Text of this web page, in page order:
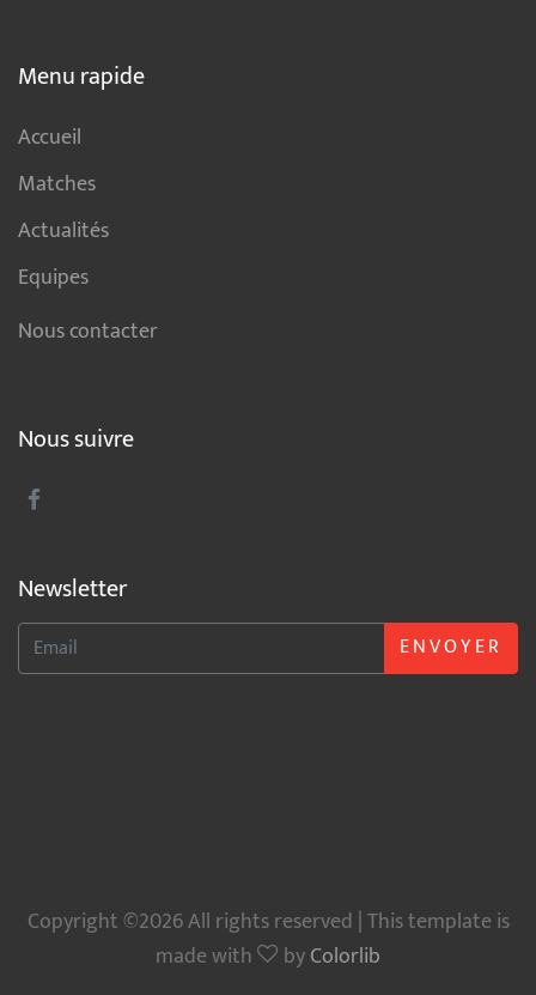
Menu rapide
Accueil
Matches
Actualités
Equipes
Nous contacter
Nous suivre
Newsletter
ENVOYER
Copyright ©2026 All rights reserved | This template is
made with
byColorlib